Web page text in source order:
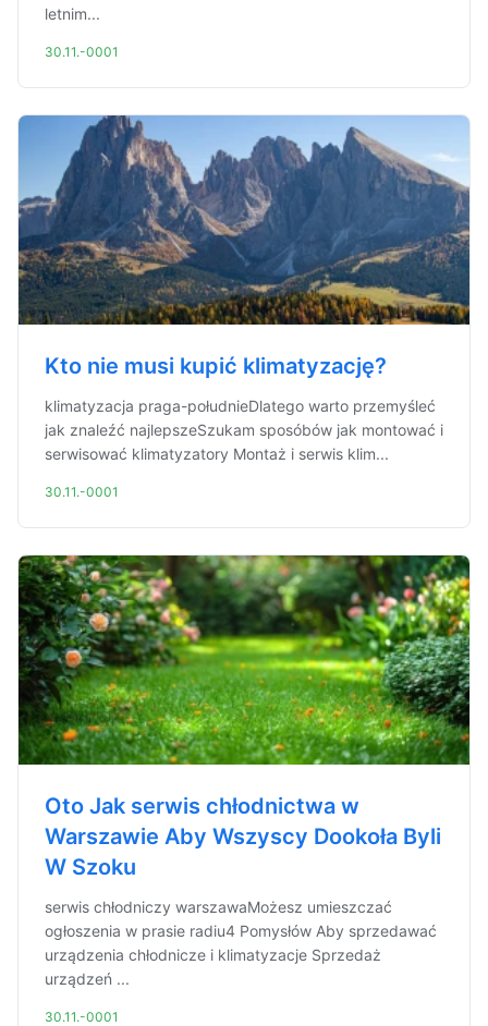
letnim...
30.11.-0001
Kto nie musi kupić klimatyzację?
klimatyzacja praga-południeDlatego warto przemyśleć
jak znaleźć najlepszeSzukam sposóbów jak montować i
serwisować klimatyzatory Montaż i serwis klim...
30.11.-0001
Oto Jak serwis chłodnictwa w
Warszawie Aby Wszyscy Dookoła Byli
W Szoku
serwis chłodniczy warszawaMożesz umieszczać
ogłoszenia w prasie radiu4 Pomysłów Aby sprzedawać
urządzenia chłodnicze i klimatyzacje Sprzedaż
urządzeń ...
30.11.-0001